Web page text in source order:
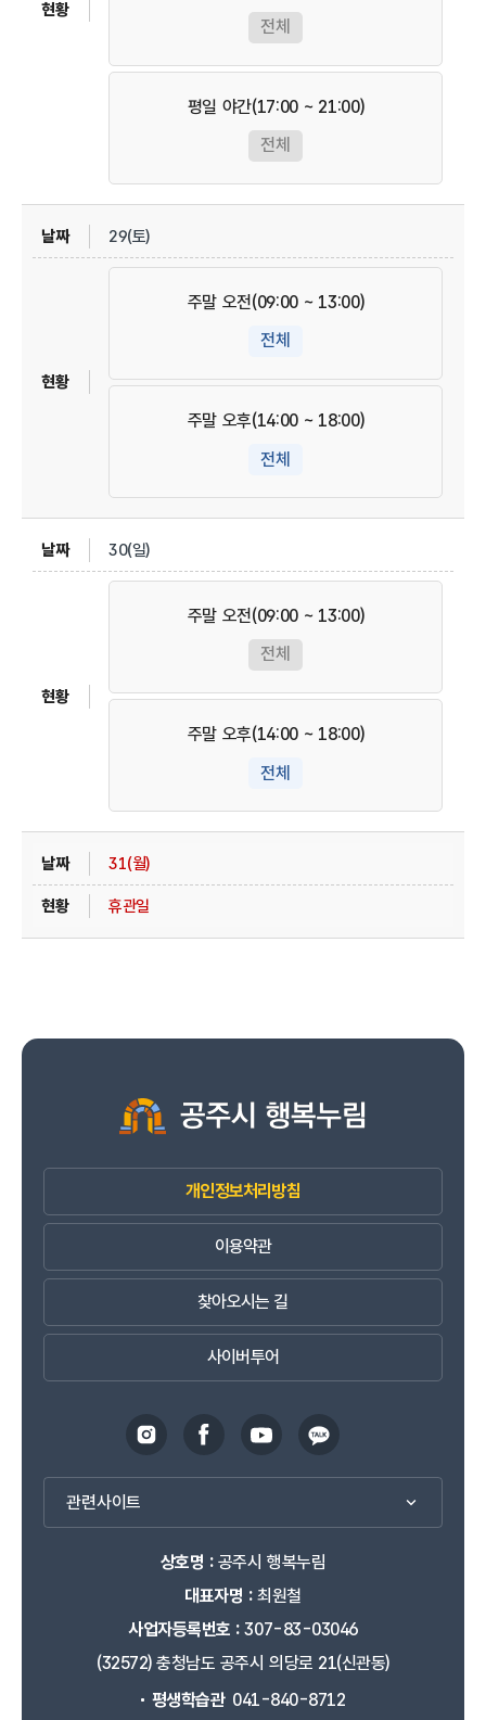
전체
평일 야간(17:00 ~ 21:00)
전체
29(토)
주말 오전(09:00 ~ 13:00)
전체
주말 오후(14:00 ~ 18:00)
전체
30(일)
주말 오전(09:00 ~ 13:00)
전체
주말 오후(14:00 ~ 18:00)
전체
31(월)
휴관일
개인정보처리방침
이용약관
찾아오시는 길
사이버투어
관련사이트
상호명 :공주시 행복누림
대표자명 :최원철
사업자등록번호 :307-83-03046
(32572) 충청남도 공주시 의당로 21(신관동)
평생학습관 041-840-8712